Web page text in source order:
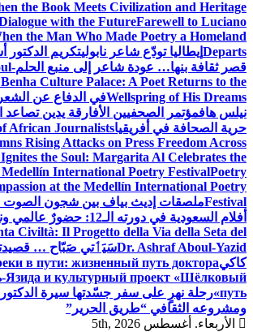
the Book Meets Civilization and Heritage
with the FutureFarewell to Luciano
the Man Who Made Poetry a Homeland
Departs إيطاليا تودّع شاعر نابوليتكريم الدكتور
قصر ثقافة بنها… عودة شاعر إلى منبع الحلم
Culture Palace: A Poet Returns to the
Wellspring of His Dreamsفي الدفاع عن
نيلس هافمؤتمر الصحفيين الأفارقة يدين تصاعد
حرية الصحافة في أفريقياAfrican Journalists
Rising Attacks on Press Freedom Across
the Soul: Margarita Al Celebrates the
International Poetry FestivalPoetry
at the Medellín International Poetry
Festivalملصقات إديث بياف بين شجون الصوت
أفلام السعودية في دورته الـ12: حضورٌ عالمي ونجاحٌ يحتذى به
Civiltà: Il Progetto della Via della Seta del
Dr. Ashraf Aboul-Yazidسَيَٲتي صَبّاح …
كاكيв пути: жизненный путь доктора
и культурный проект «Шёлковый
путь» رحلة نهرٍ على سفر جسّدتها سيرة الدكتور
ومشروعه الثقافي “طريق الحرير”
الأربعاء. أغسطس 5th, 2026